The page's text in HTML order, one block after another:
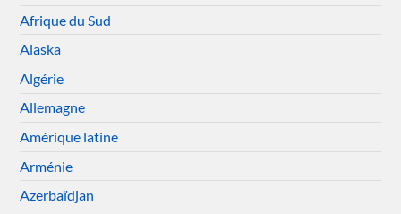
Afrique du Sud
Alaska
Algérie
Allemagne
Amérique latine
Arménie
Azerbaïdjan